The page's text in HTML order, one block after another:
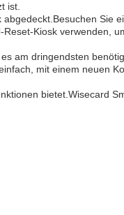
ist.
Sie
Kiosk verwenden,
am dringendsten
mit einem neuen
bietet.Wisecard